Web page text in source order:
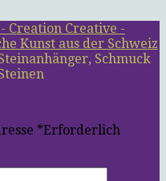
Schmuck
*Erforderlich